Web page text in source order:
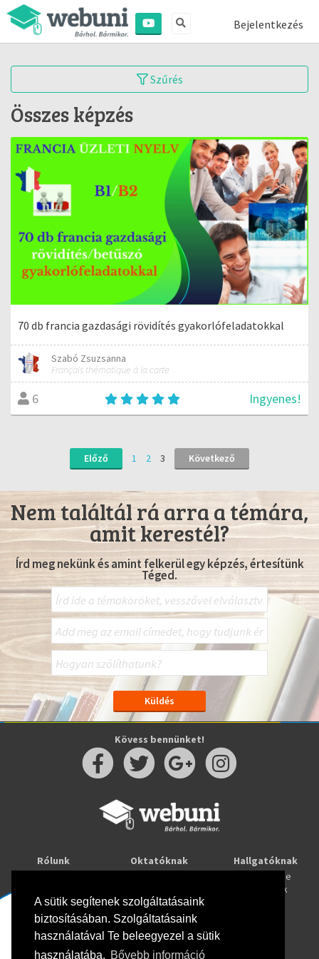
A sütik segítenek szolgáltatásaink
biztosításában. Szolgáltatásaink
használatával Te beleegyezel a sütik
használatába. Bővebb információ
Bejelentkezés
Szűrés
Összes képzés
70 db francia gazdasági rövidítés gyakorlófeladatokkal
Szabó Zsuzsanna
Français thématique à la carte
6 Ingyenes!
Előző 1 2 3 Következő
Nem találtál rá arra a témára,
amit kerestél?
Írd meg nekünk és amint felkerül egy képzés, értesítünk
Téged.
Kövess bennünket!
Rólunk
Oktatóknak
Webuni Stúdió
Hallgatóknak
Tanulj online
Képzések
Info
Adatkezelési tájékoztató
ÁSZF